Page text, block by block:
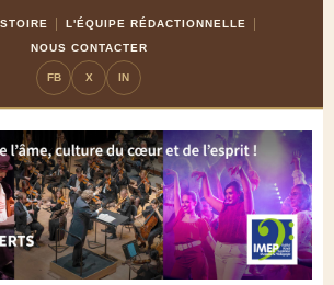
L'ÉQUIPE RÉDACTIONNELLE
NOUS CONTACTER
FB X IN